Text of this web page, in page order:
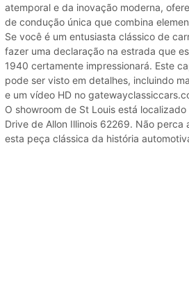
atemporal e da inovação moderna,
de condução única que combina
Se você é um entusiasta clássico de
fazer uma declaração na estrada que
1940 certamente impressionará. Este
pode ser visto em detalhes, incluindo
e um vídeo HD no
O showroom de St Louis está
Drive de Allon Illinois 62269. Não
esta peça clássica da história